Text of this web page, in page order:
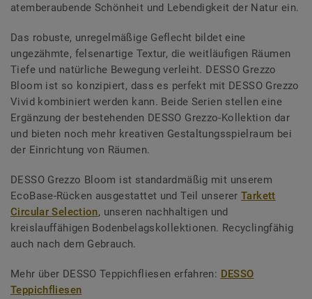
atemberaubende Schönheit und Lebendigkeit der Natur ein.
Das robuste, unregelmäßige Geflecht bildet eine
ungezähmte, felsenartige Textur, die weitläufigen Räumen
Tiefe und natürliche Bewegung verleiht. DESSO Grezzo
Bloom ist so konzipiert, dass es perfekt mit DESSO Grezzo
Vivid kombiniert werden kann. Beide Serien stellen eine
Ergänzung der bestehenden DESSO Grezzo-Kollektion dar
und bieten noch mehr kreativen Gestaltungsspielraum bei
der Einrichtung von Räumen.
DESSO Grezzo Bloom ist standardmäßig mit unserem
EcoBase-Rücken ausgestattet und Teil unsererTarkett
Circular Selection, unseren nachhaltigen und
kreislauffähigen Bodenbelagskollektionen. Recyclingfähig
auch nach dem Gebrauch.
Mehr über DESSO Teppichfliesen erfahren: DESSO
Teppichfliesen